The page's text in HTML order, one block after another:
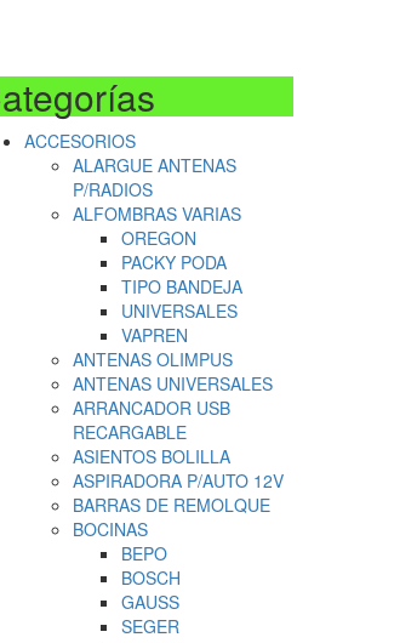
ACCESORIOS
ALARGUE ANTENAS
P/RADIOS
ALFOMBRAS VARIAS
OREGON
PACKY PODA
TIPO BANDEJA
UNIVERSALES
VAPREN
ANTENAS OLIMPUS
ANTENAS UNIVERSALES
ARRANCADOR USB
RECARGABLE
ASIENTOS BOLILLA
ASPIRADORA P/AUTO 12V
BARRAS DE REMOLQUE
BOCINAS
BEPO
BOSCH
GAUSS
SEGER